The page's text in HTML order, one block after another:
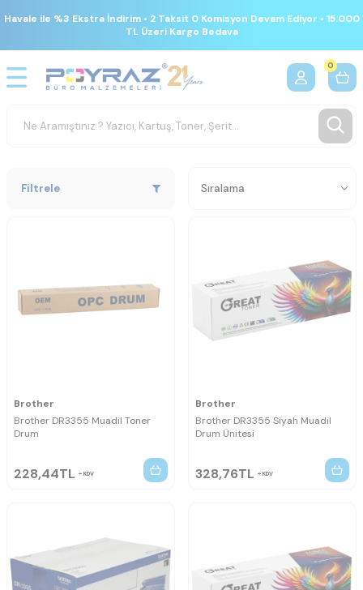
Havale ile %3 Ekstra İndirim • 2 Taksit 0 Komisyon Devam Ediyor • 15.000
TL Üzeri Kargo Bedava
0
Filtrele
Brother
Brother DR3355 Muadil Toner
Drum
228,44TL KDV
Brother
Brother DR3355 Siyah Muadil
Drum Ünitesi
328,76TL KDV